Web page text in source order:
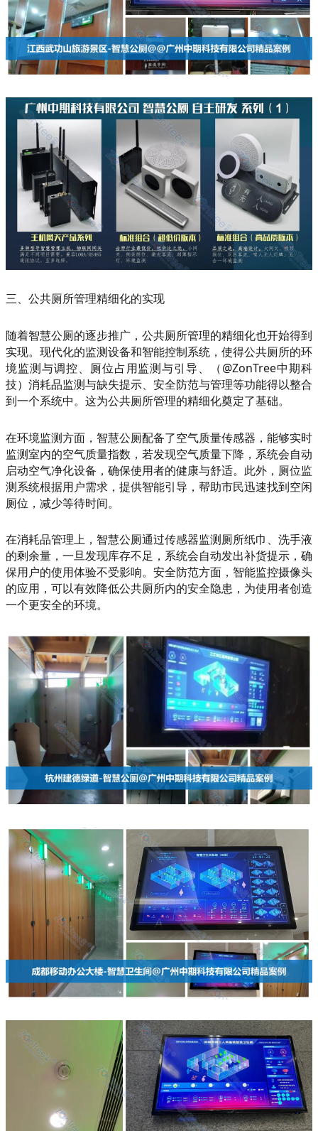
三、公共厕所管理精细化的实现
随着智慧公厕的逐步推广，公共厕所管理的精细化也开始得到
实现。现代化的监测设备和智能控制系统，使得公共厕所的环
境监测与调控、厕位占用监测与引导、（@ZonTree中期科
技）消耗品监测与缺失提示、安全防范与管理等功能得以整合
到一个系统中。这为公共厕所管理的精细化奠定了基础。
在环境监测方面，智慧公厕配备了空气质量传感器，能够实时
监测室内的空气质量指数，若发现空气质量下降，系统会自动
启动空气净化设备，确保使用者的健康与舒适。此外，厕位监
测系统根据用户需求，提供智能引导，帮助市民迅速找到空闲
厕位，减少等待时间。
在消耗品管理上，智慧公厕通过传感器监测厕所纸巾、洗手液
的剩余量，一旦发现库存不足，系统会自动发出补货提示，确
保用户的使用体验不受影响。安全防范方面，智能监控摄像头
的应用，可以有效降低公共厕所内的安全隐患，为使用者创造
一个更安全的环境。